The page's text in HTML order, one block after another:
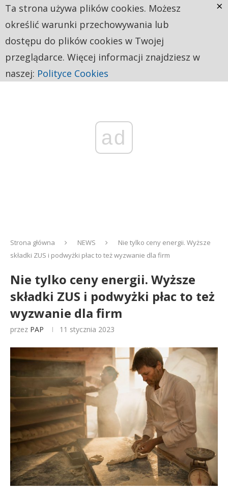
ad
Strona główna NEWS
Nie tylko ceny energii. Wyższe
składki ZUS i podwyżki płac to też wyzwanie dla firm
Nie tylko ceny energii. Wyższe
składki ZUS i podwyżki płac to też
wyzwanie dla firm
przez PAP 11 stycznia 2023
Ta strona używa plików cookies. Możesz
określić warunki przechowywania lub
dostępu do plików cookies w Twojej
przeglądarce. Więcej informacji znajdziesz w
naszej: Polityce Cookies
×